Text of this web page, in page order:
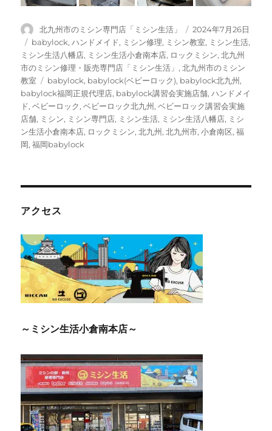
投
稿
者
北九州市のミシン専門店「ミシン生活」
投
稿
日:
2024年7月26日
カ
テ
ゴ
リ
ー
babylock,ハンドメイド, ミシン修理, ミシン教室, ミシン生活,
ミシン生活八幡店, ミシン生活小倉南本店, ロックミシン,北九州
市のミシン修理・販売専門店「ミシン生活」 ,北九州市のミシン
教室
タ
グ
babylock, babylock(ベビーロック), babylock北九州 ,
babylock福岡正規代理店, babylock講習会実施店舗,ハンドメイ
ド,ベビーロック,ベビーロック北九州 ,ベビーロック講習会実施
店舗, ミシン, ミシン専門店, ミシン生活, ミシン生活八幡店, ミシ
ン生活小倉南本店, ロックミシン,北九州 ,北九州市,小倉南区,福
岡,福岡babylock
アクセス
～ミシン生活小倉南本店～